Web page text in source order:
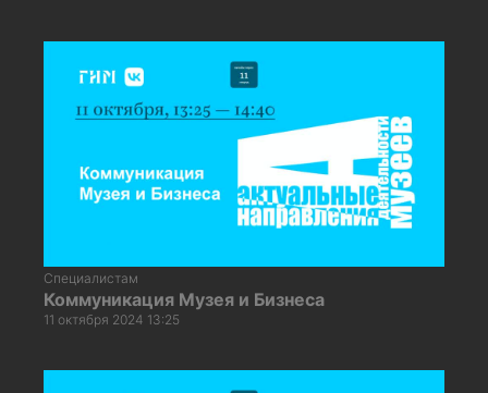
Специалистам
Коммуникация Музея и Бизнеса
11 октября 2024 13:25